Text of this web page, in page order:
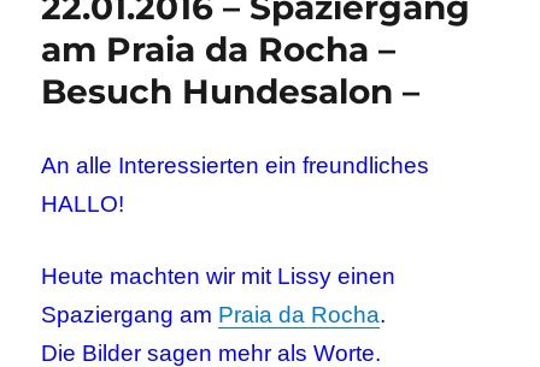
am Praia da Rocha –
Besuch Hundesalon –
An alle Interessierten ein freundliches
HALLO!
Heute machten wir mit Lissy einen
Spaziergang am Praia da Rocha.
Die Bilder sagen mehr als Worte.